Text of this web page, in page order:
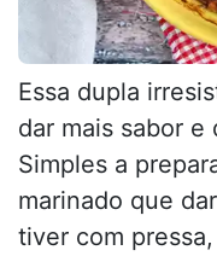
Essa dupla
dar mais sabor e
Simples a
marinado que
tiver com